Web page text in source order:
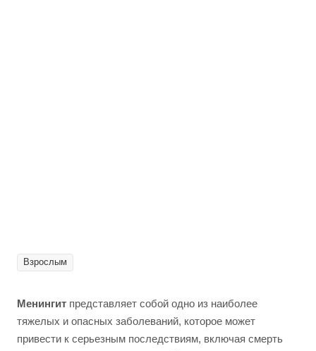
Взрослым
Менингит представляет собой одно из наиболее
тяжелых и опасных заболеваний, которое может
привести к серьезным последствиям, включая смерть